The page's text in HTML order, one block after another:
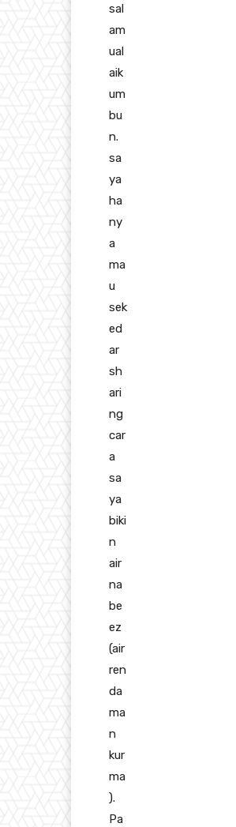
sal
am
ual
aik
um
bu
n.
sa
ya
ha
ny
a
ma
u
sek
ed
ar
sh
ari
ng
car
a
sa
ya
biki
n
air
na
be
ez
(air
ren
da
ma
n
kur
ma
).
Pa